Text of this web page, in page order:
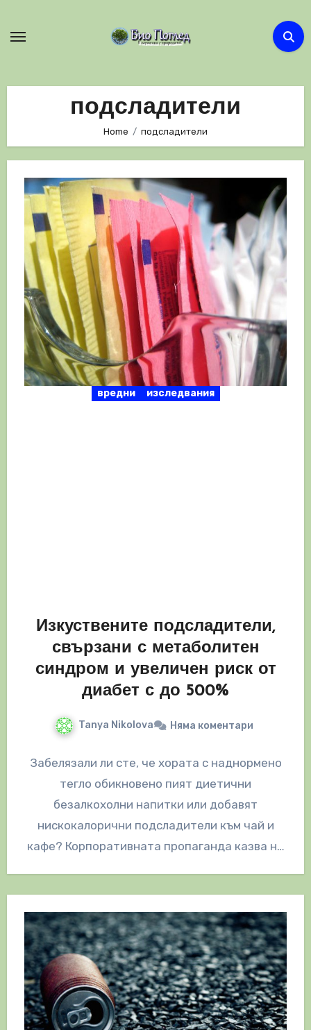
подсладители
Home подсладители
вредни изследвания
Изкуствените подсладители,
свързани с метаболитен
синдром и увеличен риск от
диабет с до 500%
Tanya Nikolova Няма коментари
Забелязали ли сте, че хората с наднормено
тегло обикновено пият диетични
безалкохолни напитки или добавят
нискокалорични подсладители към чай и
кафе? Корпоративната пропаганда казва на